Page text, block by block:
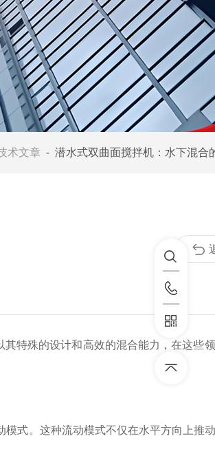
术文章 - 潜水式双曲面搅拌机：水下混合的创
其特殊的设计和高效的混合能力，在这些
式。这种流动模式不仅在水平方向上推